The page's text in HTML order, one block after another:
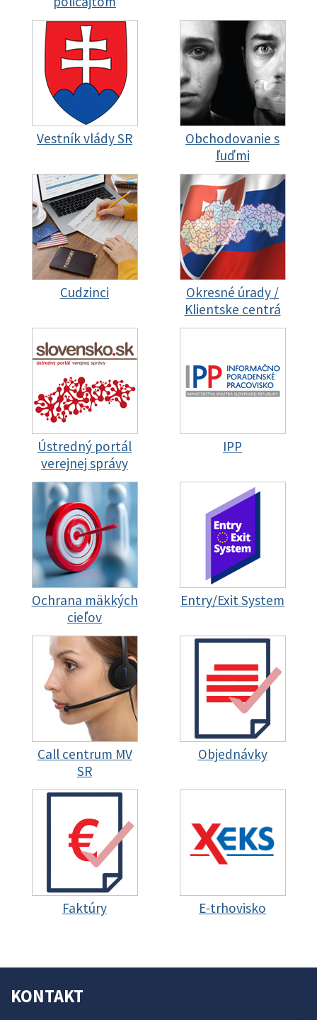
Vestník vlády SR
Obchodovanie s
ľuďmi
Cudzinci
Okresné úrady /
Klientske centrá
Ústredný portál
verejnej správy
IPP
Ochrana mäkkých
cieľov
Entry/Exit System
Call centrum MV
SR
Objednávky
Faktúry E-trhovisko
KONTAKT